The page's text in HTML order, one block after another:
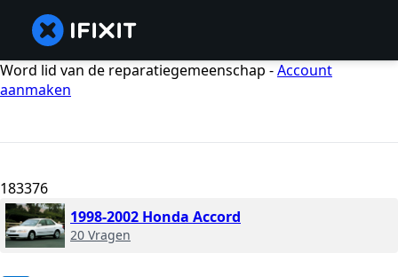
Word lid van de reparatiegemeenschap -Account
aanmaken
183376
1998-2002 Honda Accord
20 Vragen